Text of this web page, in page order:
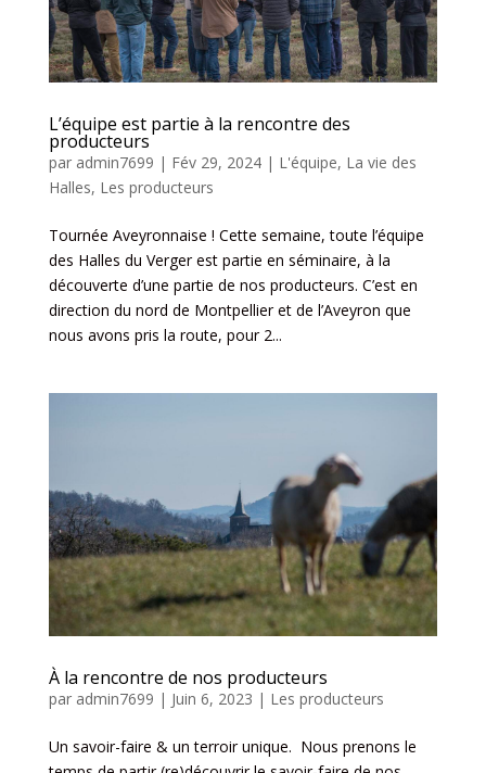
L’équipe est partie à la rencontre des
producteurs
par admin7699 | Fév 29, 2024| L'équipe, La vie des
Halles, Les producteurs
Tournée Aveyronnaise ! Cette semaine, toute l’équipe
des Halles du Verger est partie en séminaire, à la
découverte d’une partie de nos producteurs. C’est en
direction du nord de Montpellier et de l’Aveyron que
nous avons pris la route, pour 2...
À la rencontre de nos producteurs
par admin7699 | Juin 6, 2023 | Les producteurs
Un savoir-faire & un terroir unique. Nous prenons le